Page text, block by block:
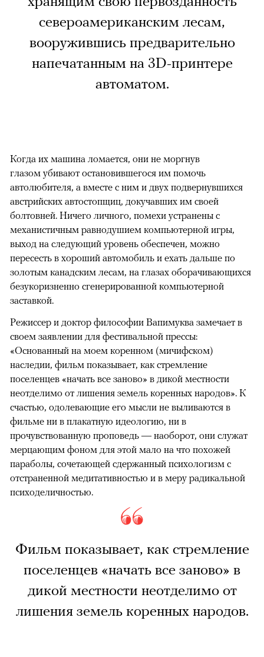
североамериканским лесам,
вооружившись предварительно
напечатанным на 3D-принтере
автоматом.
Когда их машина ломается, они не моргнув
глазом убивают остановившегося им помочь
автолюбителя, а вместе с ним и двух подвернувшихся
австрийских автостопщиц, докучавших им своей
болтовней. Ничего личного, помехи устранены с
механистичным равнодушием компьютерной игры,
выход на следующий уровень обеспечен, можно
пересесть в хороший автомобиль и ехать дальше по
золотым канадским лесам, на глазах оборачивающихся
безукоризненно сгенерированной компьютерной
заставкой.
Режиссер и доктор философии Вапимуква замечает в
своем заявлении для фестивальной прессы:
«Основанный на моем коренном (мичифском)
наследии, фильм показывает, как стремление
поселенцев «начать все заново» в дикой местности
неотделимо от лишения земель коренных народов». К
счастью, одолевающие его мысли не выливаются в
фильме ни в плакатную идеологию, ни в
прочувствованную проповедь — наоборот, они служат
мерцающим фоном для этой мало на что похожей
параболы, сочетающей сдержанный психологизм с
отстраненной медитативностью и в меру радикальной
психоделичностью.
Фильм показывает, как стремление
поселенцев «начать все заново» в
дикой местности неотделимо от
лишения земель коренных народов.